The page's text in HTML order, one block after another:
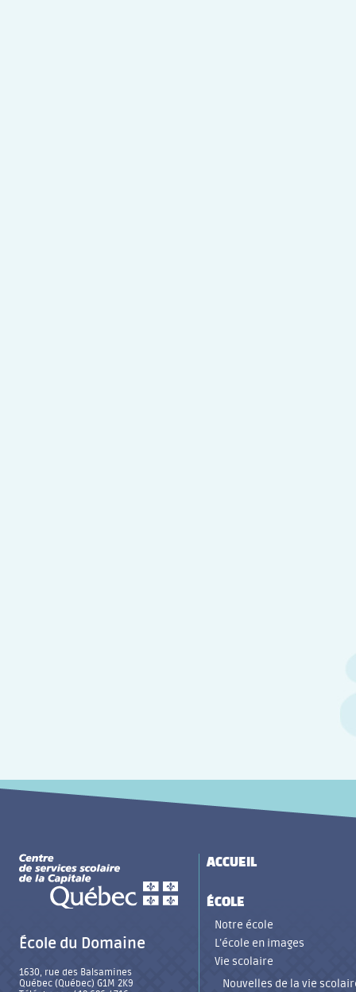
École du Domaine
1630, rue des Balsamines
Québec (Québec) G1M 2K9
ACCUEIL
ÉCOLE
Notre école
L’école en images
Vie scolaire
Nouvelles de la vie